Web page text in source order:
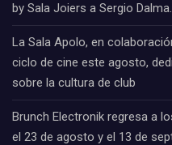
by Sala Joiers a Sergio Dalma.
La Sala Apolo, en
ciclo de cine este agosto,
sobre la cultura de club
Brunch Electronik regresa a
el 23 de agosto y el 13 de